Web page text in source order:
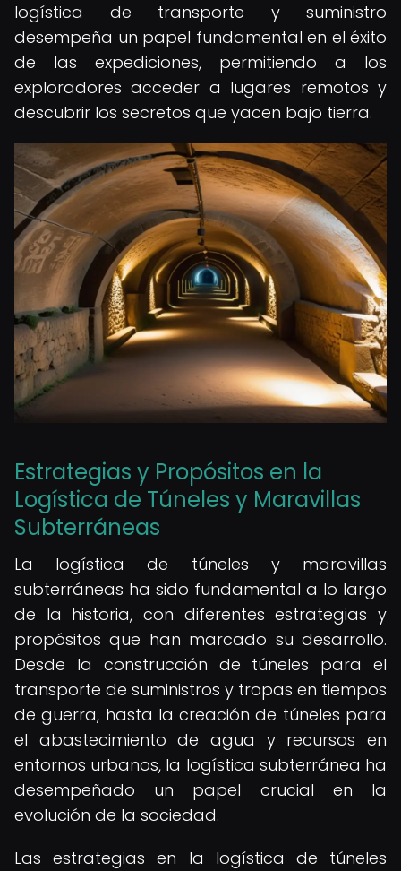
logística de transporte y suministro
desempeña un papel fundamental en el éxito
de las expediciones, permitiendo a los
exploradores acceder a lugares remotos y
descubrir los secretos que yacen bajo tierra.
Estrategias y Propósitos en la
Logística de Túneles y Maravillas
Subterráneas
La logística de túneles y maravillas
subterráneas ha sido fundamental a lo largo
de la historia, con diferentes estrategias y
propósitos que han marcado su desarrollo.
Desde la construcción de túneles para el
transporte de suministros y tropas en tiempos
de guerra, hasta la creación de túneles para
el abastecimiento de agua y recursos en
entornos urbanos, la logística subterránea ha
desempeñado un papel crucial en la
evolución de la sociedad.
Las estrategias en la logística de túneles